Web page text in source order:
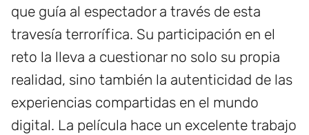
que guía al espectador a través de esta
travesía terrorífica. Su participación en el
reto la lleva a cuestionar no solo su propia
realidad, sino también la autenticidad de las
experiencias compartidas en el mundo
digital. La película hace un excelente trabajo